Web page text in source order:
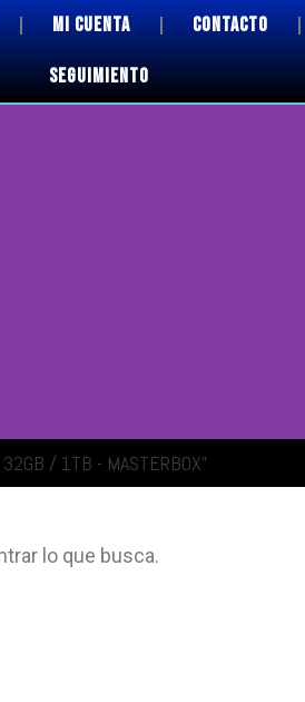
MI CUENTA CONTACTO
SEGUIMIENTO
/ 1TB - MASTERBOX”
lo que busca.